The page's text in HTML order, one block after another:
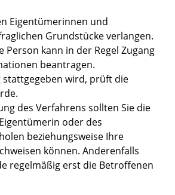
Eigentümerinnen und
Grundstücke verlangen.
Person kann in der Regel Zugang
beantragen.
stattgegeben wird, prüft die
des Verfahrens sollten Sie die
oder des
beziehungsweise Ihre
können. Anderenfalls
regelmäßig erst die Betroffenen